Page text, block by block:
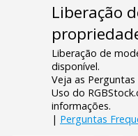
Liberação
Liberação de
disponível.
Veja as
Uso do
informações.
| Perguntas